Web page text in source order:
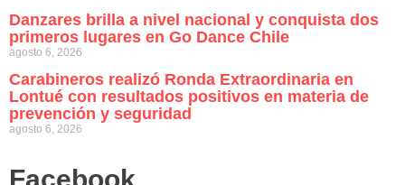
Danzares brilla a nivel nacional y conquista dos
primeros lugares en Go Dance Chile
agosto 6, 2026
Carabineros realizó Ronda Extraordinaria en
Lontué con resultados positivos en materia de
prevención y seguridad
agosto 6, 2026